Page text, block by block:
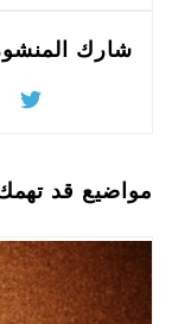
شارك
مواضيع قد